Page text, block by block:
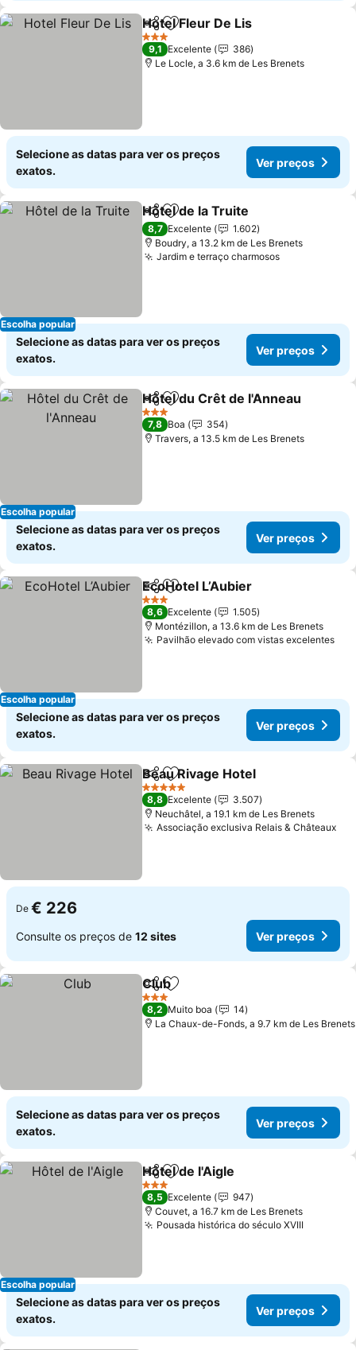
PartilharAdicionar aos favoritos
Hotel Fleur De Lis
3 Estrelas
9,1 Excelente
386
Le Locle, a 3.6 km de Les Brenets
Selecione as datas para ver os preços
exatos.
Ver preços
Escolha popular
PartilharAdicionar aos favoritos
Hôtel de la Truite
8,7 Excelente
1.602
Boudry, a 13.2 km de Les Brenets
Jardim e terraço charmososVer preços
Selecione as datas para ver os preços
exatos.
Ver preços
Escolha popular
PartilharAdicionar aos favoritos
Hôtel du Crêt de l'Anneau
3 Estrelas
7,8 Boa
354
Travers, a 13.5 km de Les Brenets
Selecione as datas para ver os preços
exatos.
Ver preços
Escolha popular
PartilharAdicionar aos favoritos
EcoHotel L’Aubier
3 Estrelas
8,6 Excelente
1.505
Montézillon, a 13.6 km de Les Brenets
Pavilhão elevado com vistas excelentes
Selecione as datas para ver os preços
exatos.
Ver preços
PartilharAdicionar aos favoritos
Beau Rivage Hotel
5 Estrelas
8,8 Excelente
3.507
Neuchâtel, a 19.1 km de Les Brenets
Associação exclusiva Relais & Châteaux
De € 226
Consulte os preços de 12 sites Ver preços
PartilharAdicionar aos favoritos
Club
3 Estrelas
8,2 Muito boa
14
La Chaux-de-Fonds, a 9.7 km de Les Brenets
Selecione as datas para ver os preços
exatos.
Ver preços
Escolha popular
PartilharAdicionar aos favoritos
Hôtel de l'Aigle
3 Estrelas
8,5 Excelente
947
Couvet, a 16.7 km de Les Brenets
Pousada histórica do século XVIIIVer
Selecione as datas para ver os preços
exatos.
Ver preços